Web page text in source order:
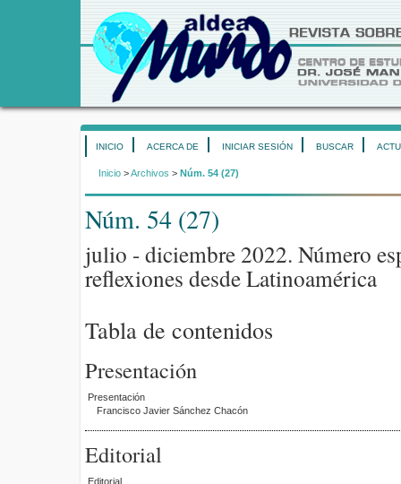
INICIO ACERCA DE INICIAR SESIÓN BUSCAR
Inicio >Archivos > Núm. 54 (27)
Núm. 54 (27)
julio - diciembre 2022. Número
reflexiones desde Latinoamérica
Tabla de contenidos
Presentación
Presentación
Francisco Javier Sánchez Chacón
Editorial
Editorial